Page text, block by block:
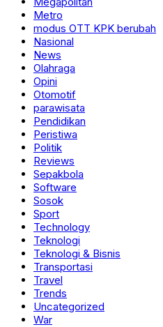
Metro
modus OTT KPK berubah
Nasional
News
Olahraga
Opini
Otomotif
parawisata
Pendidikan
Peristiwa
Politik
Reviews
Sepakbola
Software
Sosok
Sport
Technology
Teknologi
Teknologi & Bisnis
Transportasi
Travel
Trends
Uncategorized
War